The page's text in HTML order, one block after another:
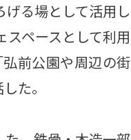
る場として活用し
ペースとして利用
前公園や周辺の街
た。